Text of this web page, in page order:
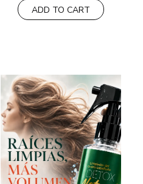
ADD TO CART